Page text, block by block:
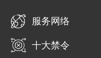
服务网络
十大禁令